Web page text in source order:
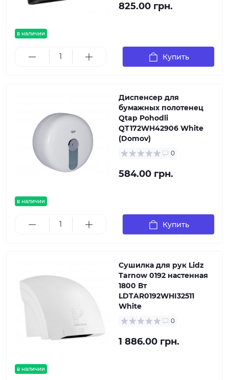
в наличии
825.00 грн.
Купить
в наличии
Диспенсер для
бумажных полотенец
Qtap Pohodli
QT172WH42906 White
(Domov)
0
584.00 грн.
Купить
в наличии
Сушилка для рук Lidz
Tarnow 0192 настенная
1800 Вт
LDTAR0192WHI32511
White
0
1 886.00 грн.